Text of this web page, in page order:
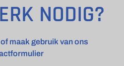
NODIG?
maak gebruik van ons